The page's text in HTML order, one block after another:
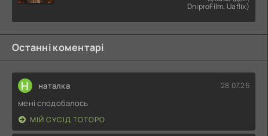
DniproFilm, Uaflix)
Останні коментарі
Н наталка 28.07.26
мені сподобалось
МІЙ СУСІД ТОТОРО